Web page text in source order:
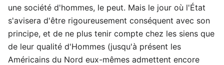
une société d'hommes, le peut. Mais le jour où l'État
s'avisera d'être rigoureusement conséquent avec son
principe, et de ne plus tenir compte chez les siens que
de leur qualité d'Hommes (jusqu'à présent les
Américains du Nord eux-mêmes admettent encore